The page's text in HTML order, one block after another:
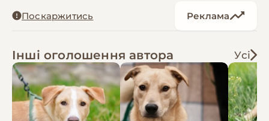
Мама метис такси - 11кг, тато - 10кг
Поскаржитись Реклама
Інші оголошення автора Усі